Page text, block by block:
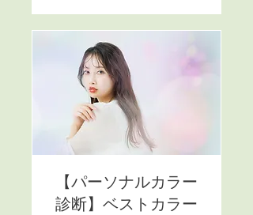
【パーソナルカラー
診断】ベストカラー